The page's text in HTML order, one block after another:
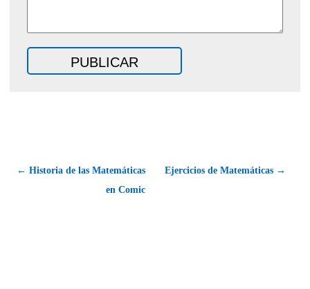
← Historia de las Matemáticas
en Comic
Ejercicios de Matemáticas →